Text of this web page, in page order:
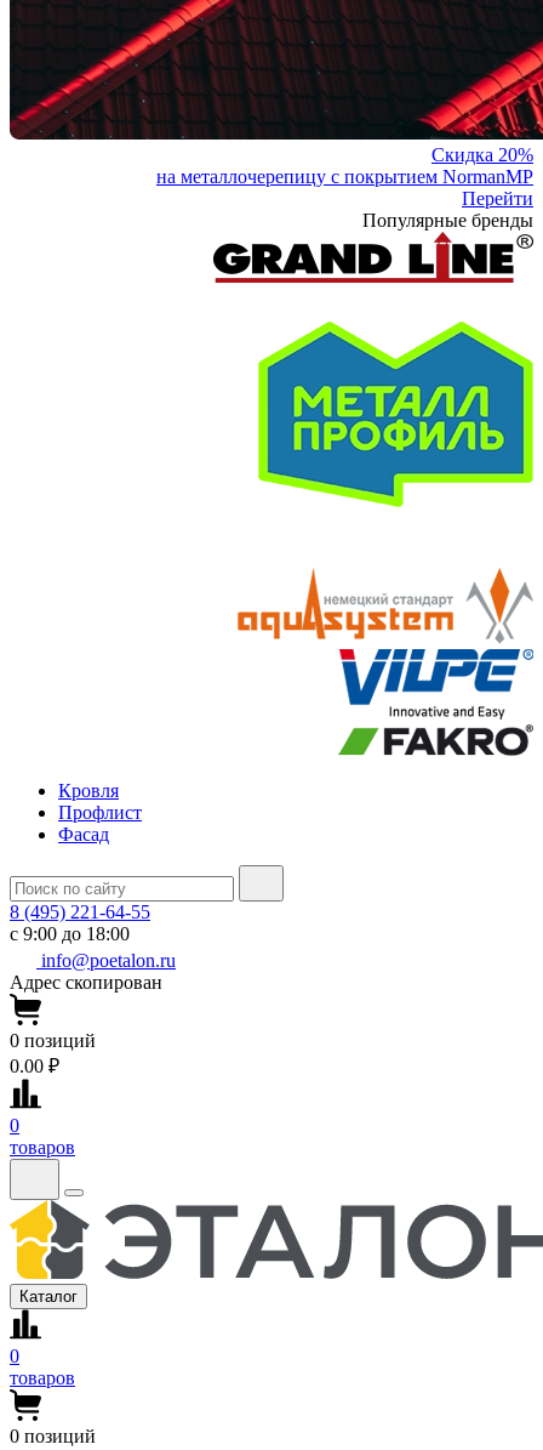
Скидка 20%
на металлочерепицу с покрытием NormanMP
Перейти
Популярные бренды
Кровля
Профлист
Фасад
8 (495) 221-64-55
с 9:00 до 18:00
info@poetalon.ru
Адрес скопирован
0 позиций
0.00 ₽
0
товаров
Каталог
0
товаров
0 позиций